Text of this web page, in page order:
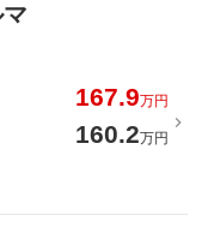
167.9万円
160.2万円